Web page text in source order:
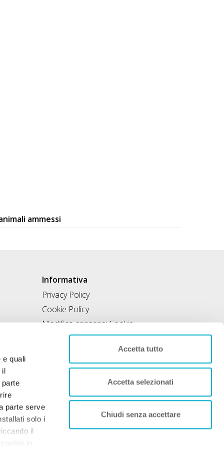
e quali
il
parte serve
solo i
il
in
Accetta tutto
Accetta selezionati
Chiudi senza accettare
ammessi
Informativa
Privacy Policy
Cookie Policy
Modifica consensi Cookie
Condizioni di utilizzo
Contratto di inclusione